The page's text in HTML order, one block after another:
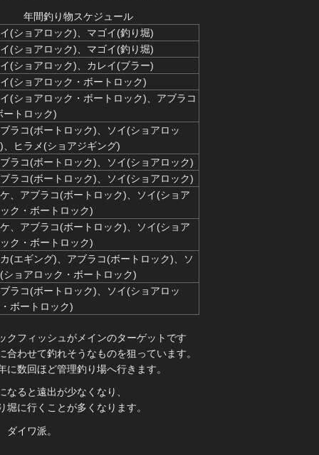
年間釣り物スケジュール
(ショアロック)、マゴイ(釣り堀)
(ショアロック)、マゴイ(釣り堀)
(ショアロック)、カレイ(ブラー)
(ショアロック・ボートロック)
(ショアロック・ボートロック)、アブラコ
ートロック)
ラコ(ボートロック)、ソイ(ショアロッ
、ヒラメ(ショアジギング)
ラコ(ボートロック)、ソイ(ショアロック)
ラコ(ボートロック)、ソイ(ショアロック)
、アブラコ(ボートロック)、ソイ(ショア
ク・ボートロック)
、アブラコ(ボートロック)、ソイ(ショア
ク・ボートロック)
(エギング)、アブラコ(ボートロック)、ソ
ショアロック・ボートロック)
ラコ(ボートロック)、ソイ(ショアロッ
ボートロック)
クフィッシュがメインのターゲットです
合わせて釣れそうなものを狙っています。
に数回ほど管理釣り場へ行きます。
なると遠出が少なくなり、
堀に行くことが多くなります。
ダイワ派。